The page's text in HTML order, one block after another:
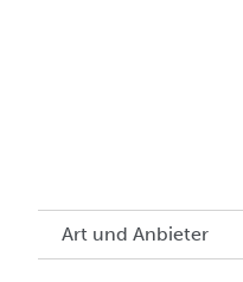
Art und Anbieter